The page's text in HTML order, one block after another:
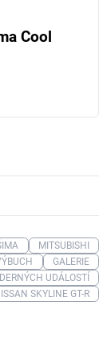
Cool
MITSUBISHI
GALERIE
UDÁLOSTÍ
SKYLINE GT-R